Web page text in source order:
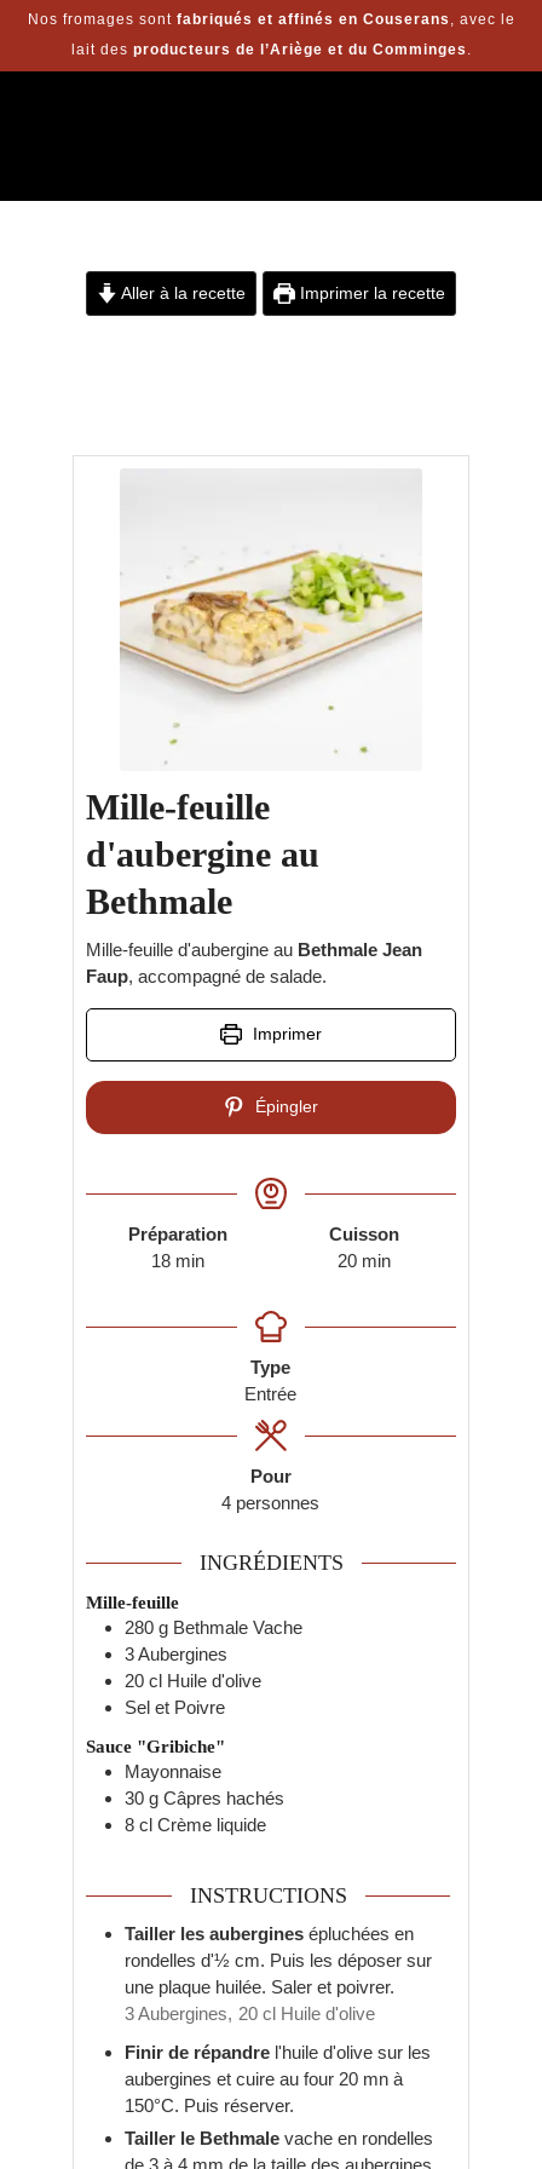
Nos fromages sont fabriqués et affinés en Couserans , avec le
lait des producteurs de l’Ariège et du Comminges .
Aller à la recette Imprimer la recette
Mille-feuille
d'aubergine au
Bethmale
Mille-feuille d'aubergine au Bethmale Jean
Faup, accompagné de salade.
Imprimer
Épingler
Préparation
18minutes
min
Cuisson
20minutes
min
Type
Entrée
Pour
4 personnes
INGRÉDIENTS
Mille-feuille
280 g Bethmale Vache
3Aubergines
20 cl Huile d'olive
Sel et Poivre
Sauce "Gribiche"
Mayonnaise
30 g Câpres hachés
8 cl Crème liquide
INSTRUCTIONS
Tailler les auberginesépluchées en
rondelles d'½ cm. Puis les déposer sur
une plaque huilée. Saler et poivrer.
3 Aubergines, 20 cl Huile d'olive
Finir de répandrel'huile d'olive sur les
aubergines et cuire au four 20 mn à
150°C. Puis réserver.
Tailler le Bethmalevache en rondelles